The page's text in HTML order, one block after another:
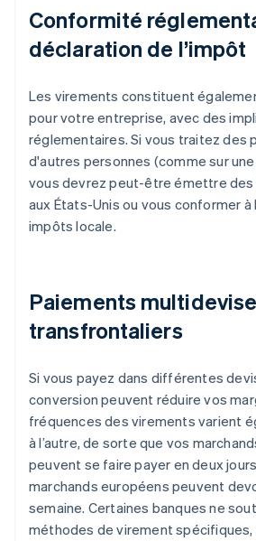
Conformité
déclaration de l’impôt
Les virements constituent
pour votre entreprise, avec des
réglementaires. Si vous traitez des
d'autres personnes (comme sur
vous devrez peut-être émettre des
aux États-Unis ou vous conformer à
impôts locale.
Paiements
transfrontaliers
Si vous payez dans différentes
conversion peuvent réduire vos
fréquences des virements varient
à l’autre, de sorte que vos
peuvent se faire payer en deux
marchands européens peuvent
semaine. Certaines banques ne
méthodes de virement